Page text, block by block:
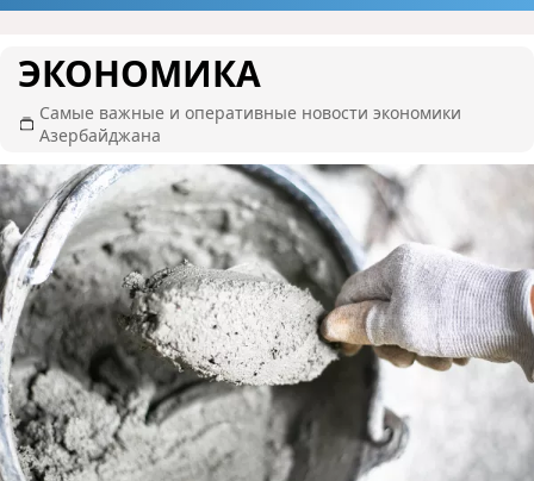
ЭКОНОМИКА
Самые важные и оперативные новости экономики
Азербайджана